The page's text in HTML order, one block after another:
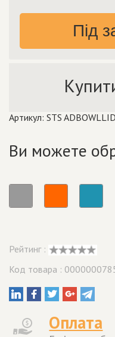
Під
Артикул: STS ADBOWLLID
Ви можете
Рейтинг :
Код товара :
Оплата